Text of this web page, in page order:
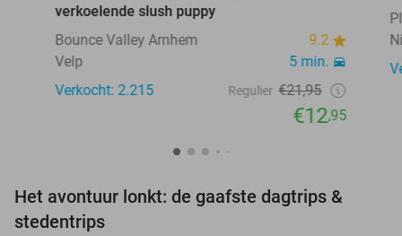
verkoelende slush puppy
Bounce Valley Arnhem
9.2
Velp
5 min.
Verkocht: 2.215
Regulier €21,95
€12,95
Het avontuur lonkt: de gaafste dagtrips &
stedentrips